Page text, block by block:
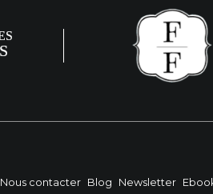
Nous contacter Blog Newsletter